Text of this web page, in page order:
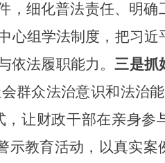
，细化普法责任、明确
心组学法制度，把习近
依法履职能力。三是抓
群众法治意识和法治能
让财政干部在亲身参
示教育活动， 以真实案